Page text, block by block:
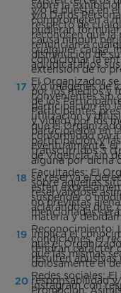
sobre la
y/o la puesta en
y/o Datos
comprometen a
respecto de
pudieran
reconocen que
causa ningún
renuncian a
cualquier causa,
disminución de
condicionar la
adjudicatarios
extensión de lo
El Organizador
y/o imágenes de
por los medios y
convenientes sin
de los
participación en
Participantes
utilización y
y video) por los
que el
participación en
conformidad
participación y
eventualmente,
transcurridos 3
de Vigencia, sin
alguna por dicha
Facultades: El
se reserva el
sobre aquellas
estén
reservándose
suspender o
no previstas
aclarándose que,
mencionadas
materia y
Reconocimiento:
implica el
condiciones, el
que el
tendrán carácter
que las mismas
resulten
dolosamente el
Redes sociales:
responsabilidad
Instagram con
Promoción.